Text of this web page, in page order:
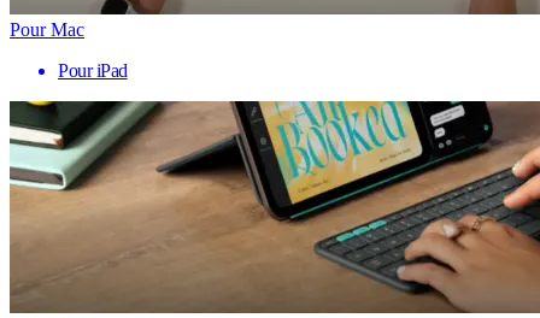
Pour Mac
Pour iPad